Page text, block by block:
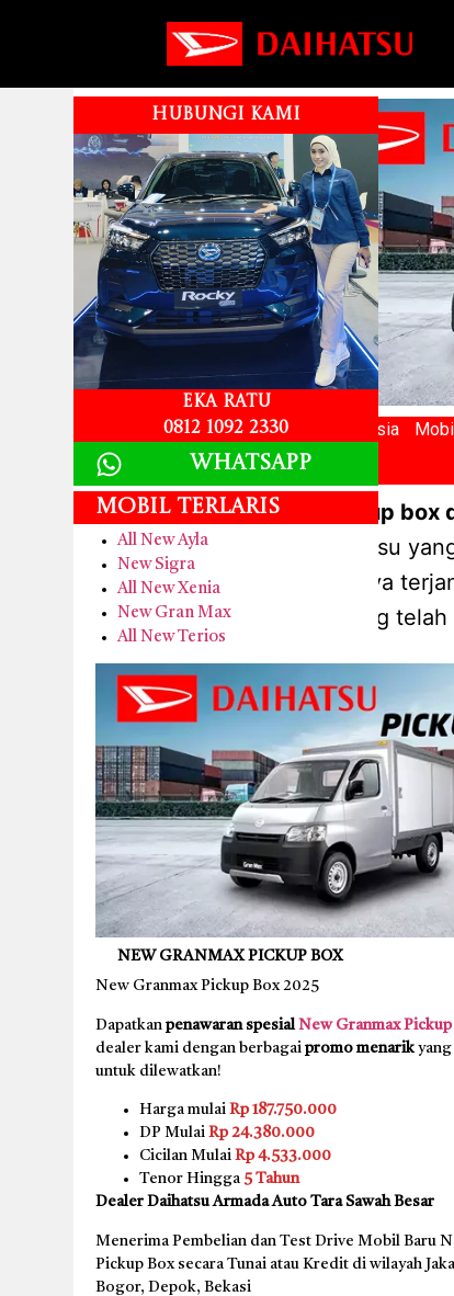
Merek mobil Terlaris ke 2 di Indonesia
kredit new granmax pickup box
mobil komersial daihatsu
memilihnya karena harganya
daihatsu yang
NEW GRANMAX PICKUP BOX
New Granmax Pickup Box 2025
Dapatkanpenawaran spesial New Granmax Pickup
dealer kami dengan berbagaipromo menarik yang
untuk dilewatkan!
Harga mulaiRp 187.750.000
DP MulaiRp 24.380.000
Cicilan MulaiRp 4.533.000
Tenor Hingga 5 Tahun
Dealer Daihatsu Armada Auto Tara Sawah Besar
Menerima Pembelian dan Test Drive Mobil Baru
Pickup Box secara Tunai atau Kredit di wilayah
Bogor, Depok, Bekasi
HUBUNGI KAMI
Eka Ratu
0812 1092 2330
Whatsapp
Mobil Terlaris
All New Ayla
New Sigra
All New Xenia
New Gran Max
All New Terios